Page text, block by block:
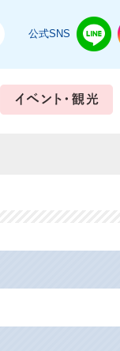
公式SNS
市政情報